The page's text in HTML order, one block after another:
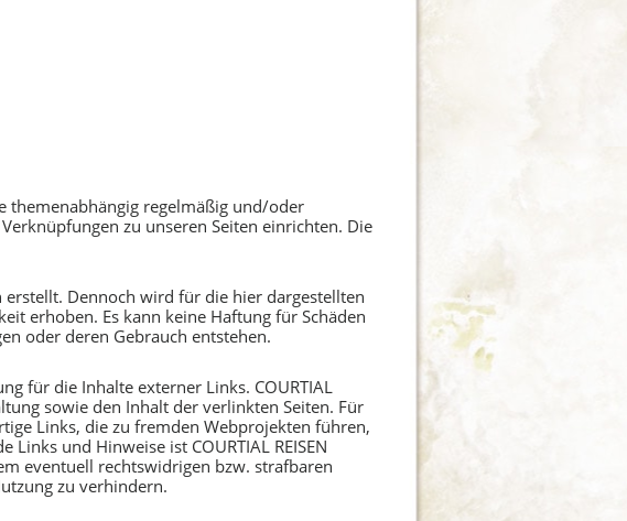
themenabhängig regelmäßig und/oder
zu unseren Seiten einrichten. Die
Dennoch wird für die hier dargestellten
erhoben. Es kann keine Haftung für Schäden
oder deren Gebrauch entstehen.
für die Inhalte externer Links. COURTIAL
sowie den Inhalt der verlinkten Seiten. Für
Links, die zu fremden Webprojekten führen,
und Hinweise ist COURTIAL REISEN
eventuell rechtswidrigen bzw. strafbaren
zu verhindern.